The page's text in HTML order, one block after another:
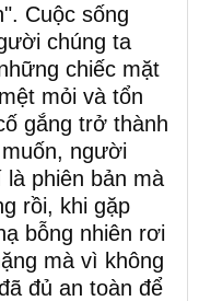
Cuộc sống
chúng ta
chiếc mặt
mỏi và tổn
gắng trở thành
người
phiên bản mà
rồi, khi gặp
bỗng nhiên rơi
mà vì không
đủ an toàn để